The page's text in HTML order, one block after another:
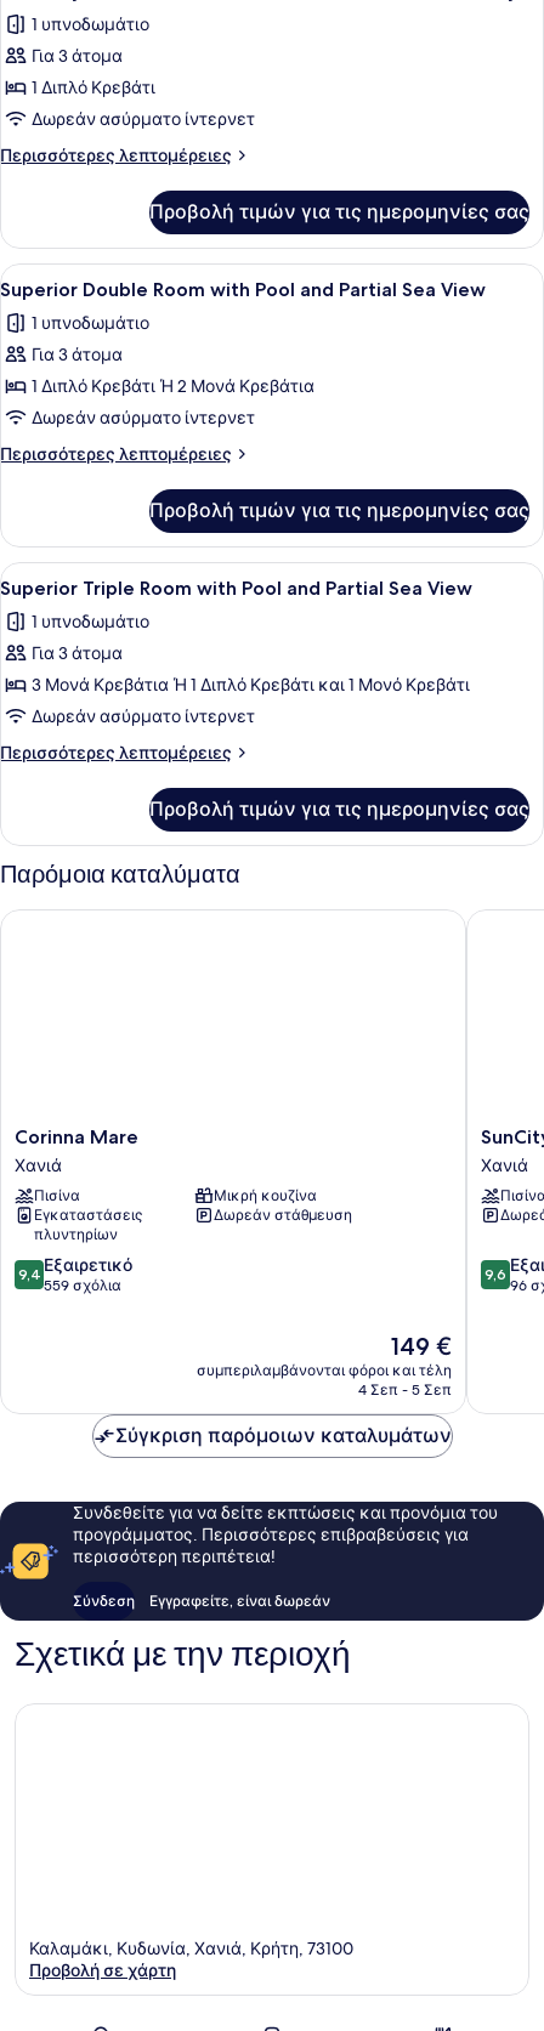
Θάλασσα
των
φωτογραφιών
για
Economy
Double
Room,
Basement
without
Balcony
1 υπνοδωμάτιο
Για 3 άτομα
1 Διπλό Κρεβάτι
Δωρεάν ασύρματο ίντερνετ
Περισσότερες λεπτομέρειες
Περισσότερες
Double
Room,
Semi-
Basement
without
Balcony
Προβολή τιμών για τις ημερομηνίες σας
Προβολή
όλων
των
φωτογραφιών
για
Superior
Double
Room
Pool
and
Partial
Sea
View
Ένα δωμάτιο ξενοδοχείου με ένα
5
Superior Double Room with Pool and Partial Sea View
1 υπνοδωμάτιο
Για 3 άτομα
1 Διπλό Κρεβάτι Ή 2 Μονά Κρεβάτια
Δωρεάν ασύρματο ίντερνετ
Περισσότερες λεπτομέρειες
Περισσότερες
Double
Room
with
Pool
and
Partial
View
Προβολή τιμών για τις ημερομηνίες σας
Προβολή
όλων
των
φωτογραφιών
για
Superior
Triple
Room
Pool
and
Partial
Sea
Ένα δωμάτιο ξενοδοχείου με δύο
5
Superior Triple Room with Pool and Partial Sea View
1 υπνοδωμάτιο
Για 3 άτομα
3 Μονά Κρεβάτια Ή 1 Διπλό Κρεβάτι και 1 Μονό Κρεβάτι
Δωρεάν ασύρματο ίντερνετ
Περισσότερες λεπτομέρειες
Περισσότερες
Triple
Room
with
Pool
and
Προβολή τιμών για τις ημερομηνίες σας
Παρόμοια καταλύματα
Corinna
Mare
Χανιά
Corinna Mare
Χανιά
Πισίνα
Μικρή κουζίνα
Εγκαταστάσεις
πλυντηρίων
Δωρεάν στάθμευση
9.4
στα
9,4 Εξαιρετικό
559 σχόλια
Η
τιμή
είναι
149 €
συμπεριλαμβάνονται φόροι και τέλη
4 Σεπ - 5 Σεπ
Corinna Mare
SunCity
Hotel
Χανιά
Χανιά
9.6
στα
9,6
96
SunCity
Σύγκριση παρόμοιων καταλυμάτων
Συνδεθείτε για να δείτε εκπτώσεις και προνόμια του
προγράμματος. Περισσότερες επιβραβεύσεις για
περισσότερη περιπέτεια!
Σύνδεση Εγγραφείτε, είναι δωρεάν
Σχετικά με την περιοχή
Καλαμάκι, Κυδωνία, Χανιά, Κρήτη, 73100
Προβολή σε χάρτη